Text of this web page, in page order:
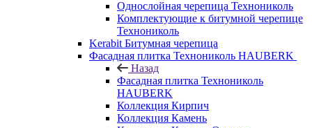
Однослойная черепица Технониколь
Комплектующие к битумной черепице
Технониколь
Kerabit Битумная черепица
Фасадная плитка Технониколь HAUBERK
Назад
Фасадная плитка Технониколь
HAUBERK
Кол​лекция Кирпич
Кол​лекция Камень